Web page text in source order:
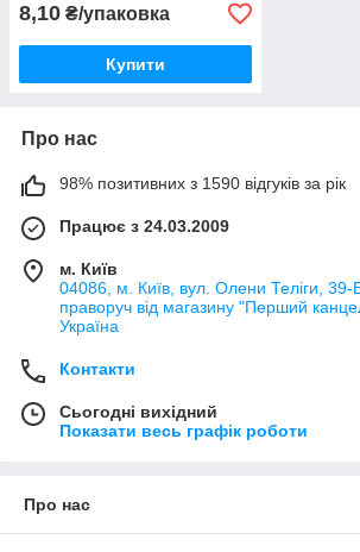
8,10 ₴/упаковка
Купити
Про нас
98% позитивних з 1590 відгуків за рік
Працює з 24.03.2009
м. Київ
04086, м. Київ, вул. Олени Теліги, 39-
праворуч від магазину "Перший
Україна
Контакти
Сьогодні вихідний
Показати весь графік роботи
Про нас